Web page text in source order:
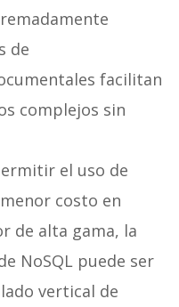
de
facilitan
complejos sin
el uso de
costo en
de alta gama, la
NoSQL puede ser
vertical de